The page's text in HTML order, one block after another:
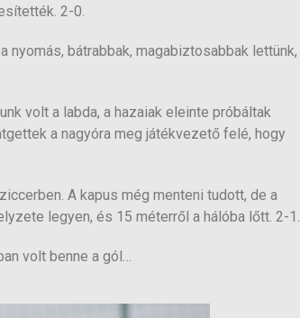
2-0.
nyomás, bátrabbak, magabiztosabbak lettünk,
volt a labda, a hazaiak eleinte próbáltak
a nagyóra meg játékvezető felé, hogy
A kapus még menteni tudott, de a
legyen, és 15 méterről a hálóba lőtt. 2-1.
volt benne a gól…